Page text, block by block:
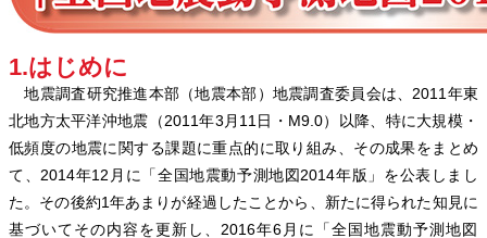
1.はじめに
地震調査研究推進本部（地震本部）地震調査委員会は、2011年東
北地方太平洋沖地震（2011年3月11日・M9.0）以降、特に大規模・
低頻度の地震に関する課題に重点的に取り組み、その成果をまとめ
て、2014年12月に「全国地震動予測地図2014年版」を公表しまし
た。その後約1年あまりが経過したことから、新たに得られた知見に
基づいてその内容を更新し、2016年6月に「全国地震動予測地図